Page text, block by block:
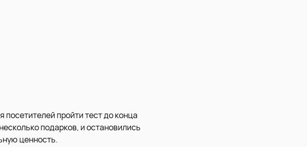
пройти тест до конца
подарков, и остановились
ценность.